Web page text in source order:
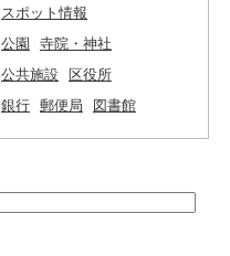
スポット情報
公園
寺院・神社
公共施設
区役所
銀行 郵便局 図書館